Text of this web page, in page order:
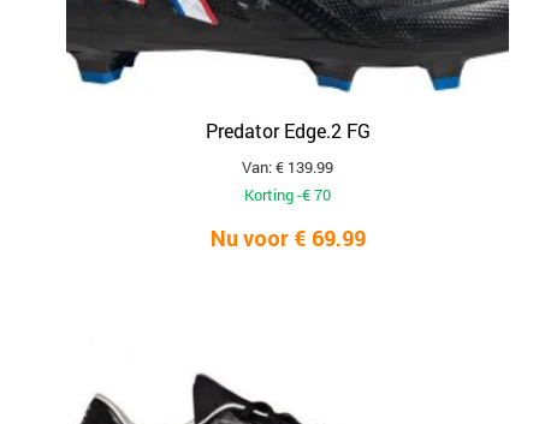
Predator Edge.2 FG
Van: € 139.99
Korting -€ 70
Nu voor € 69.99